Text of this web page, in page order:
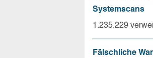
Systemscans
1.235.229
Fälschliche